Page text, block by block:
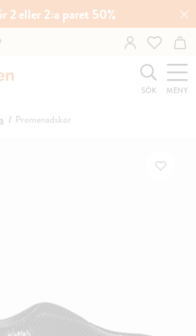
2 eller 2:a paret 50%
SÖK MENY
Promenadskor